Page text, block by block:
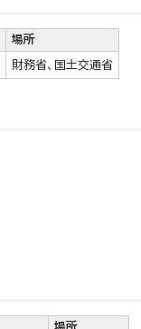
場所
財務省、国土交通省